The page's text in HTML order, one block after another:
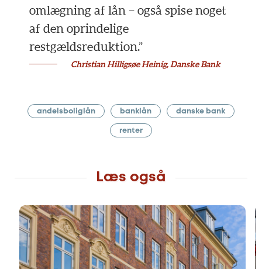
omlægning af lån – også spise noget
af den oprindelige
restgældsreduktion.”
Christian Hilligsøe Heinig, Danske Bank
andelsboliglån banklån danske bank
renter
Læs også